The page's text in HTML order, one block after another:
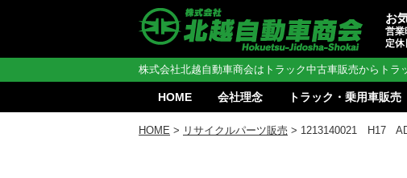
お
営業
定休
株式会社北越自動車商会はトラック中古車販売からトラ
HOME 会社理念 トラック・乗用車販売
HOME > リサイクルパーツ販売 > 1213140021 H17